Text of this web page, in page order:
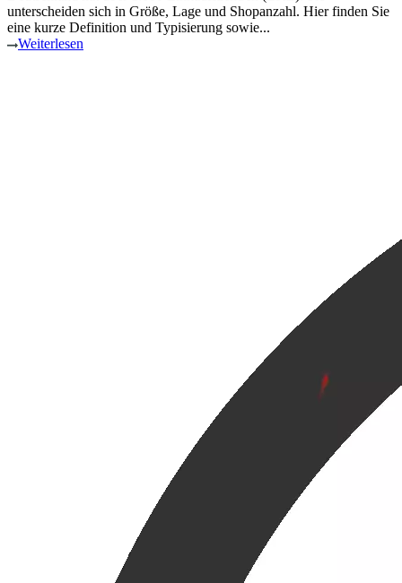
unterscheiden sich in Größe, Lage und Shopanzahl. Hier finden Sie
eine kurze Definition und Typisierung sowie...
Weiterlesen